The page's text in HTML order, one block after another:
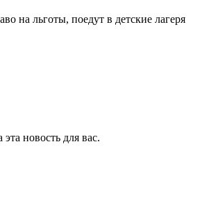
на льготы, поедут в детские лагеря
новость для вас.